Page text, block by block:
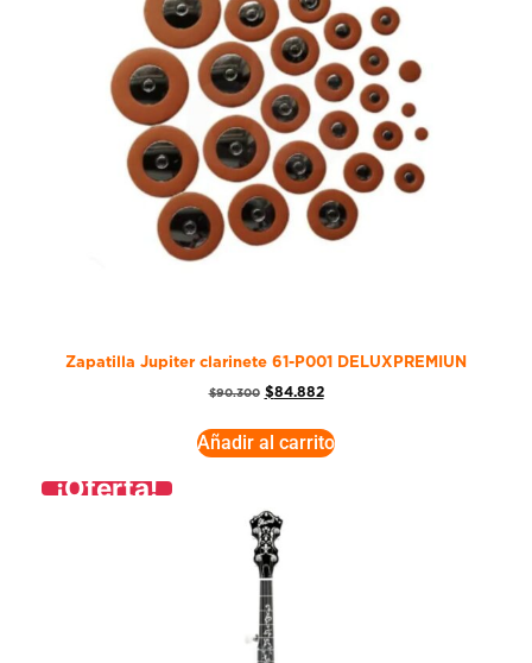
Zapatilla Jupiter clarinete 61-P001 DELUXPREMIUN
$90.300 $84.882
Añadir al carrito
¡Oferta!